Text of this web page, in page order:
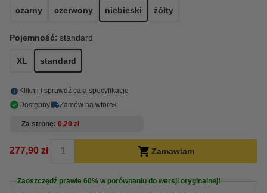
czarny czerwony niebieski żółty
Pojemność: standard
XL standard
Kliknij i sprawdź całą specyfikacje
Dostępny
Zamów na wtorek
Za stronę 0,20 zł
277,90 zł Zamawiam
Zaoszczędź prawie 60% w porównaniu do wersji oryginalnej!